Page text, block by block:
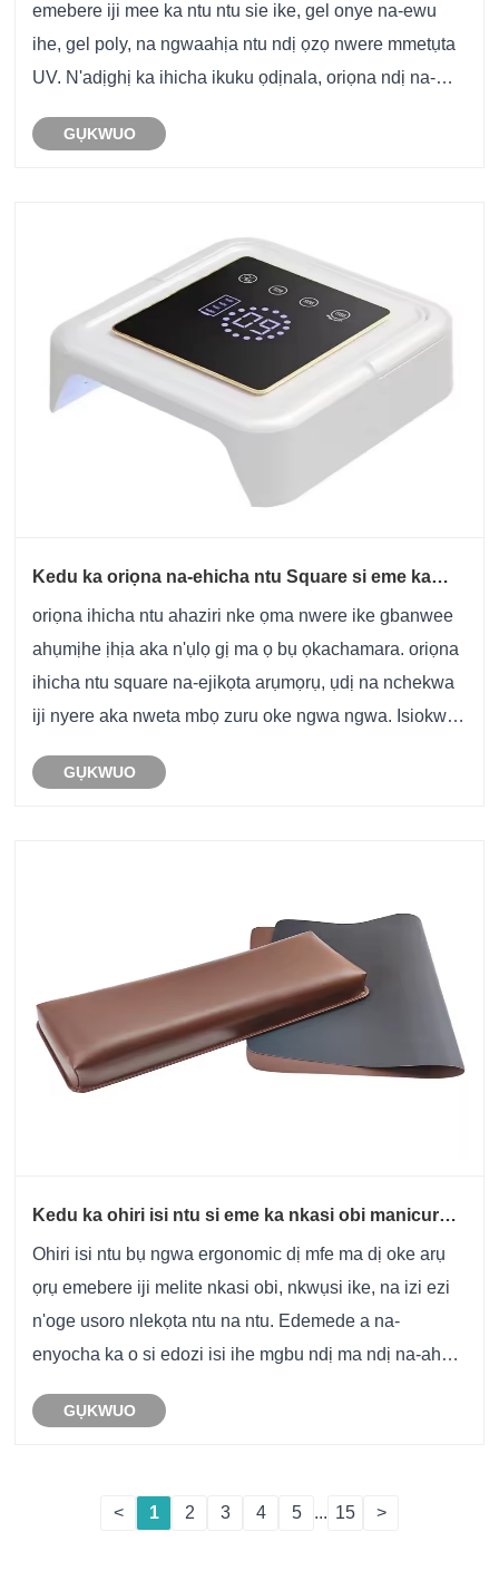
emebere iji mee ka ntu ntu sie ike, gel onye na-ewu
ihe, gel poly, na ngwaahịa ntu ndị ọzọ nwere mmetụta
UV. N'adịghị ka ihicha ikuku ọdịnala, oriọna ndị na-
gwọọ ọkwa ncha ncha ngwa ngwa n'ime sekọn......
GỤKWUO
Kedu ka oriọna na-ehicha ntu Square si eme ka
oriọna ihicha ntu ahaziri nke ọma nwere ike gbanwee
ahụmịhe ịhịa aka n'ụlọ gị ma ọ bụ ọkachamara. oriọna
ihicha ntu square na-ejikọta arụmọrụ, ụdị na nchekwa
iji nyere aka nweta mbọ zuru oke ngwa ngwa. Isiokwu
maka iji oriọna ihicha ntu square iji nweta......
GỤKWUO
Kedu ka ohiri isi ntu si eme ka nkasi obi manicure
Ohiri isi ntu bụ ngwa ergonomic dị mfe ma dị oke arụ
ọrụ emebere iji melite nkasi obi, nkwụsi ike, na izi ezi
n'oge usoro nlekọta ntu na ntu. Edemede a na-
enyocha ka o si edozi isi ihe mgbu ndị ma ndị na-ahụ
ọgwụgwụ nkwojiaka, itinye aka na-adịghị mma, n......
GỤKWUO
< 1 2 3 4 5 ... 15 >